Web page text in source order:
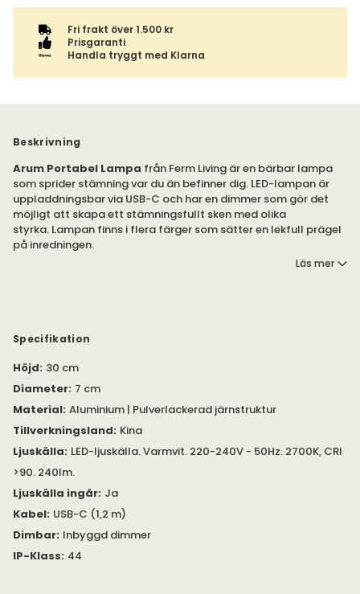
Fri frakt över 1.500 kr
Prisgaranti
Handla tryggt med Klarna
Beskrivning
Arum Portabel Lampa från Ferm Living är en bärbar lampa
som sprider stämning var du än befinner dig. LED-lampan är
uppladdningsbar via USB-C och har en dimmer som gör det
möjligt att skapa ett stämningsfullt sken med olika
styrka. Lampan finns i flera färger som sätter en lekfull prägel
på inredningen.
Lampan är tillverkad av aluminium och pulverlackerat järn,
Läs mer
Specifikation
Höjd: 30 cm
Diameter: 7 cm
Material: Aluminium | Pulverlackerad järnstruktur
Tillverkningsland: Kina
Ljuskälla: LED-ljuskälla. Varmvit. 220-240V - 50Hz. 2700K, CRI
>90. 240lm.
Ljuskälla ingår: Ja
Kabel: USB-C (1,2 m)
Dimbar: Inbyggd dimmer
IP-Klass: 44